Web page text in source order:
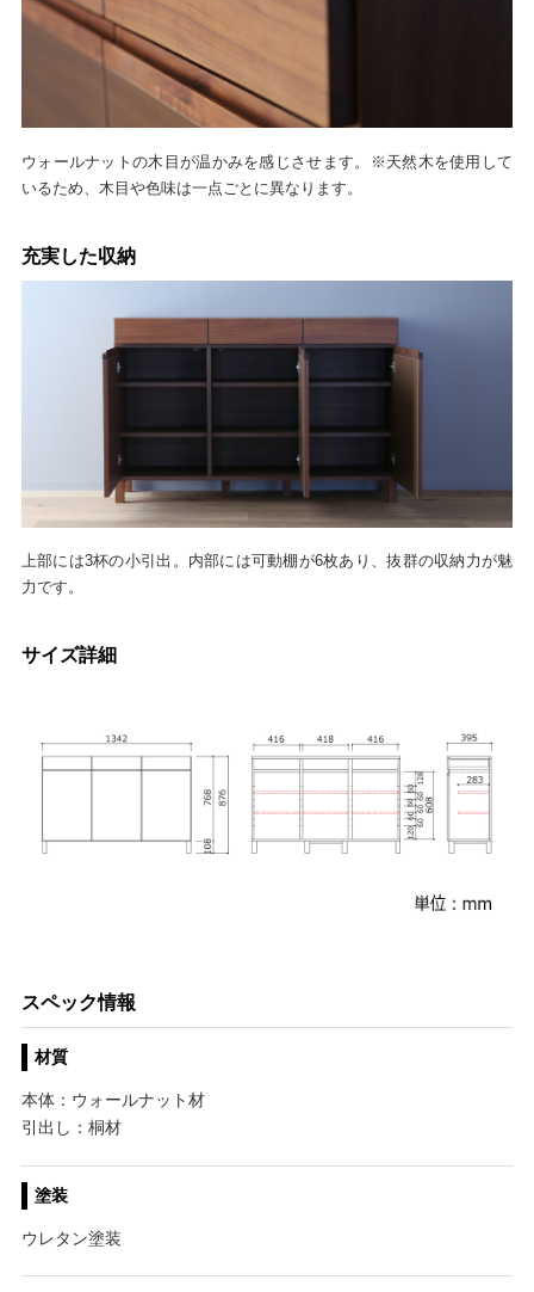
ウォールナットの木目が温かみを感じさせます。※天然木を使用して
いるため、木目や色味は一点ごとに異なります。
充実した収納
上部には3杯の小引出。内部には可動棚が6枚あり、抜群の収納力が魅
力です。
サイズ詳細
スペック情報
材質
本体：ウォールナット材
引出し：桐材
塗装
ウレタン塗装